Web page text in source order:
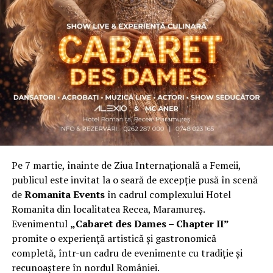
Asociația a fost fondată în 2019, dintr-un context
personal dificil, ca răspuns la întrebări despre
contribuție și sens. A crescut organic și a ajuns astăzi
una dintre cele mai mari comunități de femei
antreprenor din România, cu prezență fizică în mai
multe orașe, inclusiv la Cluj-Napoca.
„Dacă nu eu, atunci cine?”spune clujeancaCarmen
Mihalca, fondatoareaAntreprenoare.ro. Din această
întrebare s-a născut campania.
Cine a ales să fie vizibilă la Cluj
Femeile prezente la evenimentul din Cluj-Napoca
provin din domenii complet diferite. Câteva dintre ele:
Andreea Faur, specialist SEO, spune că a fi vizibilă
înseamnă să te asociezi cu brandul companiei pe care o
reprezinți și să educi publicul țintă. Mesajul ei pentru
Pe 7 martie, înainte de Ziua Internațională a Femeii,
publicul este invitat la o seară de excepție pusă în scenă
deRomanita Eventsîn cadrul complexului Hotel
Romanita din localitatea Recea, Maramureș.
Evenimentul „Cabaret des Dames – Chapter II”
promite o experiență artistică și gastronomică
completă, într-un cadru de evenimente cu tradiție și
recunoaștere în nordul României.